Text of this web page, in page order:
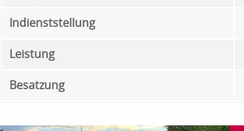
Indienststellung
Leistung
Besatzung